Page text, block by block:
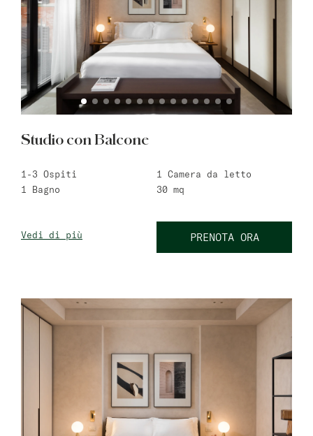
Studio con Balcone
1-3 Ospiti 1
Camera da letto
1
Bagno 30 mq
Vedi di più PRENOTA ORA